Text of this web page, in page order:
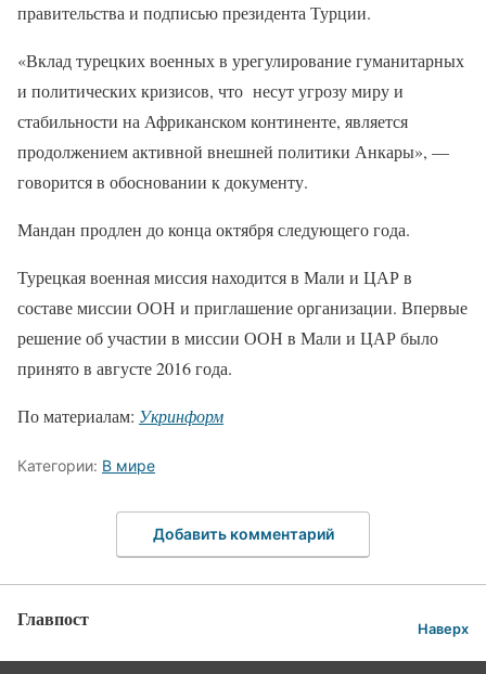
правительства и подписью президента Турции.
«Вклад турецких военных в урегулирование гуманитарных
и политических кризисов, что несут угрозу миру и
стабильности на Африканском континенте, является
продолжением активной внешней политики Анкары», —
говорится в обосновании к документу.
Мандан продлен до конца октября следующего года.
Турецкая военная миссия находится в Мали и ЦАР в
составе миссии ООН и приглашение организации. Впервые
решение об участии в миссии ООН в Мали и ЦАР было
принято в августе 2016 года.
По материалам: Укринформ
Категории: В мире
Добавить комментарий
Главпост Наверх